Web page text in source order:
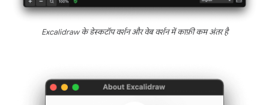
Excalidraw के डेस्कटॉप वर्शन और वेब वर्शन में काफ़ी कम अंतर है